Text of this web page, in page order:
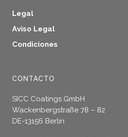
Legal
Aviso Legal
Condiciones
CONTACTO
SICC Coatings GmbH
Wackenbergstraße 78 – 82
DE-13156 Berlin